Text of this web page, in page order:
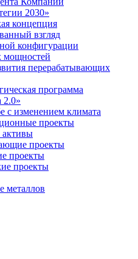
2030»
концепция
взгляд
конфигурации
мощностей
перерабатывающих
программа
2.0»
с изменением климата
проекты
проекты
проекты
проекты
металлов